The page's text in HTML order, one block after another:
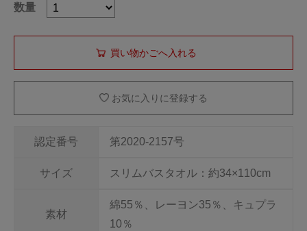
認定番号 第2020-2157号
サイズ スリムバスタオル：約34×110cm
素材
綿55％、レーヨン35％、キュプラ
10％
数量
お気に入りに登録する